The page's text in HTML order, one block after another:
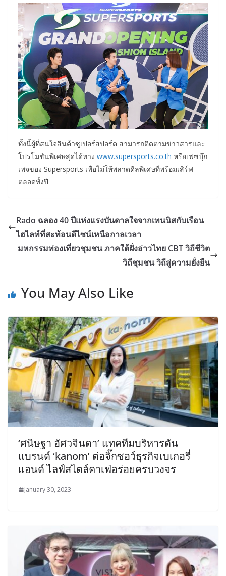
ทั้งนี้ผู้ที่สนใจสินค้าซูเปอร์สปอร์ต สามารถติดตามข่าวสารและ
โปรโมชันพิเศษสุดได้ทาง www.supersports.co.th หรือเฟซบุ๊ก
เพจของ Supersports เพื่อไม่ให้พลาดดีลพิเศษที่พร้อมเสิร์ฟ
ตลอดทั้งปี
Rado ฉลอง 40 ปีแห่งแรงบันดาลใจจากเทนนิสกับเรือน
ไฮไลท์ที่สะท้อนดีไซน์เหนือกาลเวลา
มหกรรมท่องเที่ยวชุมชน ภาคใต้ฝั่งอ่าวไทย CBT วิถีชีวิต
วิถีชุมชน วิถีสู่ความยั่งยืน
You May Also Like
‘ศนิษฐา อัศวจินดา’ แทคทีมบริหารดัน
แบรนด์ ‘kanom’ ต่อจิ๊กซอว์ธุรกิจเบเกอรี่
แอนด์ ไลฟ์สไตล์คาเฟ่อร่อยครบวงจร
January 30, 2023